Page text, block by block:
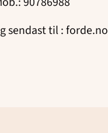
sendast til :